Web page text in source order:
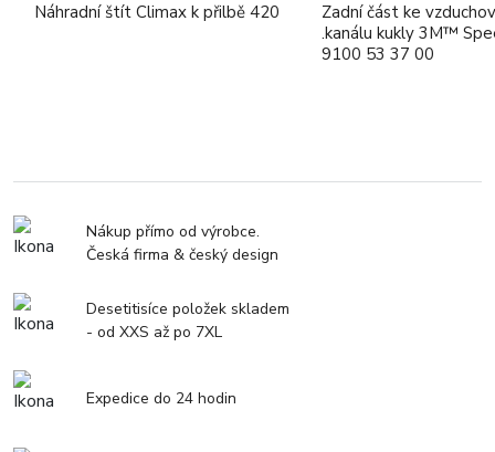
Náhradní štít Climax k přilbě 420
Zadní část ke
.kanálu kukly 3M™
9100 53 37 00
Nákup přímo od výrobce.
Česká firma & český design
Desetitisíce položek skladem
- od XXS až po 7XL
Expedice do 24 hodin